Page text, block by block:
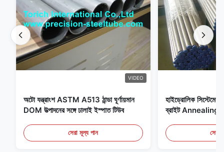
VIDEO
অটো যন্ত্রাংশ ASTM A513 ঠান্ডা ঘূর্ণায়মান
DOM উত্পাদনের সঙ্গে ঢালাই ইস্পাত টিউব
সেরা মূল্য পান
হাইড্রোলিক সিস্টেমের
ব্রাইট Annealing
সেরা